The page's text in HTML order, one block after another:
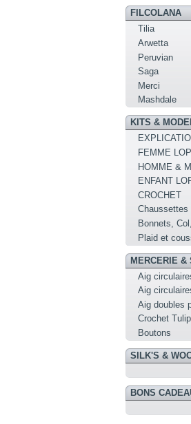
FILCOLANA
Tilia
Arwetta
Peruvian
Saga
Merci
Mashdale
KITS &
FEMME LOPI
HOMME &
ENFANT
CROCHET
Chaussettes
Bonnets,
Plaid et
MERCERIE &
Aig
Aig
Aig doubles
Crochet
Boutons
SILK'S &
BONS